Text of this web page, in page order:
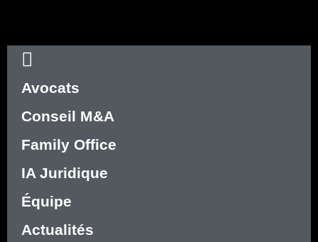
Avocats
Conseil M&A
Family Office
IA Juridique
Équipe
Actualités